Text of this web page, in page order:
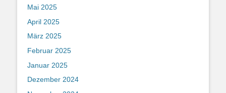
Mai 2025
April 2025
März 2025
Februar 2025
Januar 2025
Dezember 2024